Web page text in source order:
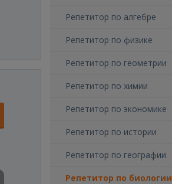
Репетитор по алгебре
Репетитор по физике
Репетитор по геометрии
Репетитор по химии
Репетитор по экономике
Репетитор по истории
Репетитор по географии
Репетитор по биологии